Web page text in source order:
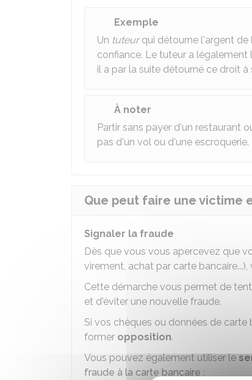
Exemple
Un tuteurqui détourne l'argent de
confiance. Le tuteur a légalement
il a par la suite détourné ce droit à
À noter
Partir sans payer d'un restaurant
pas d'un vol ou d'une escroquerie.
Que peut faire une victime
Signaler la fraude
Dès que vous vous apercevez que
virement, achat par carte
Cette démarche vous permet de
et d'éviter une nouvelle fraude.
Si vos chèques ou données de
former opposition.
Vous pouvez également utiliser le
fraude à la carte bancaire :